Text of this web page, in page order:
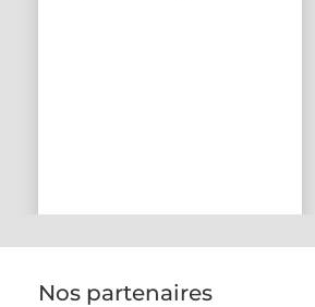
Nos partenaires